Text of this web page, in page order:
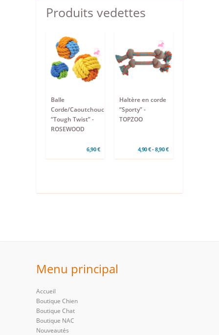
Produits vedettes
Balle
Corde/Caoutchouc
“Tough Twist” -
ROSEWOOD
6,90 €
Haltère en corde
“Sporty” -
TOPZOO
4,90 € - 8,90 €
Menu principal
Accueil
Boutique Chien
Boutique Chat
Boutique NAC
Nouveautés